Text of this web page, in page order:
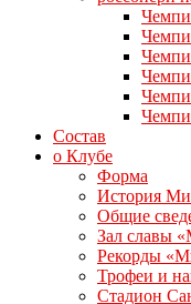
Состав
о Клубе
Форма
История
Общие
Зал славы
Рекорды
Трофеи и
Стадион